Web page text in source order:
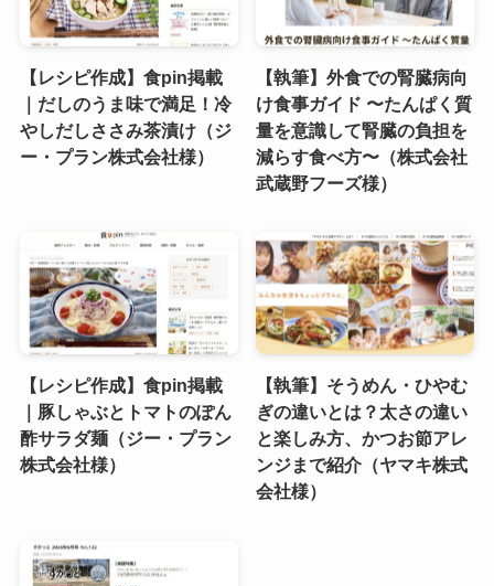
【レシピ作成】食pin掲載
｜だしのうま味で満足！冷
やしだしささみ茶漬け（ジ
ー・プラン株式会社様）
【執筆】外食での腎臓病向
け食事ガイド 〜たんぱく質
量を意識して腎臓の負担を
減らす食べ方〜（株式会社
武蔵野フーズ様）
【レシピ作成】食pin掲載
｜豚しゃぶとトマトのぽん
酢サラダ麺（ジー・プラン
株式会社様）
【執筆】そうめん・ひやむ
ぎの違いとは？太さの違い
と楽しみ方、かつお節アレ
ンジまで紹介（ヤマキ株式
会社様）